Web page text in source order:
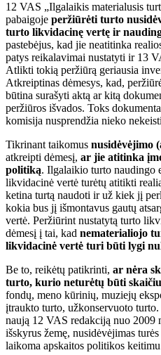
12 VAS „Ilgalaikis materialusis
pabaigoje peržiūrėti turto
turto likvidacinę vertę ir
pastebėjus, kad jie neatitinka
patys reikalavimai nustatyti ir 13
Atlikti tokią peržiūrą geriausia
Atkreiptinas dėmesys, kad,
būtina surašyti aktą ar kitą
peržiūros išvados. Toks
komisija nusprendžia nieko
Tikrinant taikomus nusidėvėjimo
atkreipti dėmesį, ar jie atitinka
politiką. Ilgalaikio turto naudingo
likvidacinė vertė turėtų atitikti
ketina turtą naudoti ir už kiek jį
kokia bus jį išmontavus gautų
vertė. Peržiūrint nustatytą turto
dėmesį į tai, kad nematerialiojo
likvidacinė vertė turi būti lygi
Be to, reikėtų patikrinti, ar nėra
turto, kurio neturėtų būti
fondų, meno kūrinių, muziejų
įtraukto turto, užkonservuoto
naują 12 VAS redakciją nuo 2009
išskyrus žemę, nusidėvėjimas
laikoma apskaitos politikos